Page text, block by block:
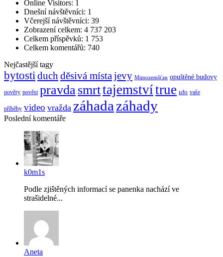
Online Visitors: 1
Dnešní návštěvníci: 1
Včerejší návštěvníci: 39
Zobrazení celkem: 4 737 203
Celkem příspěvků: 1 753
Celkem komentářů: 740
Nejčastější tagy
bytostiduch děsivá místa jevy Mimozemšťan opuštěné budovy
pověry pověst pravdasmrttajemstvítrue ufo vaše
příběhy video vražda záhada záhady
Poslední komentáře
k0m1s
Podle zjištěných informací se panenka nachází ve
strašidelné...
Aneta